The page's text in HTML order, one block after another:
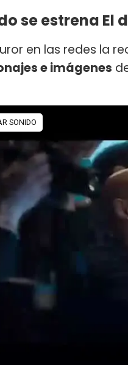
se estrena El
en las redes la
e imágenes